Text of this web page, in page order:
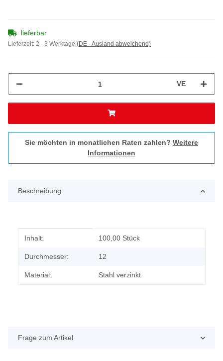
lieferbar
Lieferzeit: 2 - 3 Werktage (DE - Ausland abweichend)
VE
Sie möchten in monatlichen Raten zahlen? Weitere
Informationen
Beschreibung
Produkteigenschaft
Wert
Inhalt: 100,00 Stück
Durchmesser: 12
Material: Stahl verzinkt
Frage zum Artikel